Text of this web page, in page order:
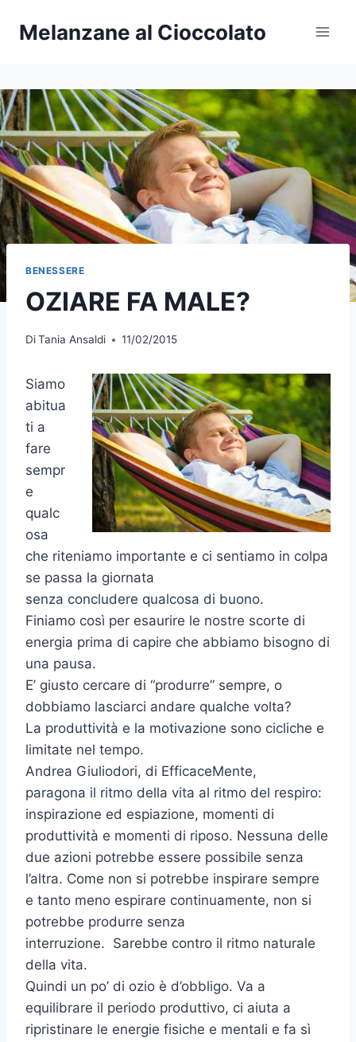
Melanzane al Cioccolato
BENESSERE
OZIARE FA MALE?
DiTania Ansaldi 11/02/2015
Siamo
abitua
ti a
fare
sempr
e
qualc
osa
che riteniamo importante e ci sentiamo in colpa
se passa la giornata
senza concludere qualcosa di buono.
Finiamo così per esaurire le nostre scorte di
energia prima di capire che abbiamo bisogno di
una pausa.
E’ giusto cercare di “produrre” sempre, o
dobbiamo lasciarci andare qualche volta?
La produttività e la motivazione sono cicliche e
limitate nel tempo.
Andrea Giuliodori, di EfficaceMente,
paragona il ritmo della vita al ritmo del respiro:
inspirazione ed espiazione, momenti di
produttività e momenti di riposo. Nessuna delle
due azioni potrebbe essere possibile senza
l’altra. Come non si potrebbe inspirare sempre
e tanto meno espirare continuamente, non si
potrebbe produrre senza
interruzione. Sarebbe contro il ritmo naturale
della vita.
Quindi un po’ di ozio è d’obbligo. Va a
equilibrare il periodo produttivo, ci aiuta a
ripristinare le energie fisiche e mentali e fa sì